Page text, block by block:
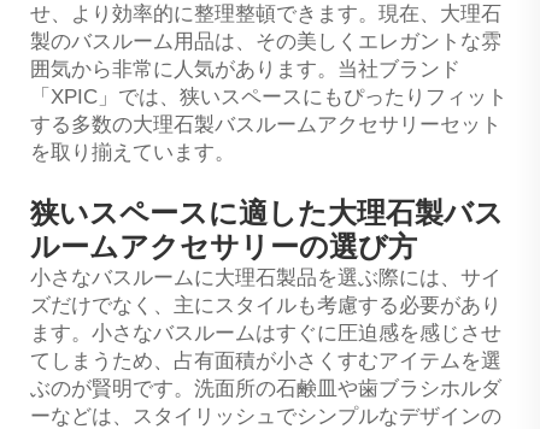
せ、より効率的に整理整頓できます。現在、大理石
製のバスルーム用品は、その美しくエレガントな雰
囲気から非常に人気があります。当社ブランド
「XPIC」では、狭いスペースにもぴったりフィット
する多数の大理石製バスルームアクセサリーセット
を取り揃えています。
狭いスペースに適した大理石製バス
ルームアクセサリーの選び方
小さなバスルームに大理石製品を選ぶ際には、サイ
ズだけでなく、主にスタイルも考慮する必要があり
ます。小さなバスルームはすぐに圧迫感を感じさせ
てしまうため、占有面積が小さくすむアイテムを選
ぶのが賢明です。洗面所の石鹸皿や歯ブラシホルダ
ーなどは、スタイリッシュでシンプルなデザインの